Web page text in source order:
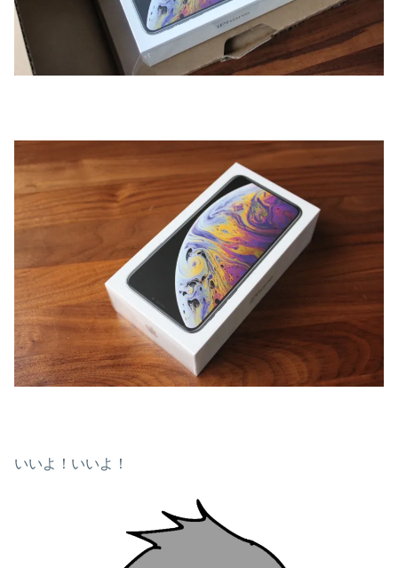
いいよ！いいよ！